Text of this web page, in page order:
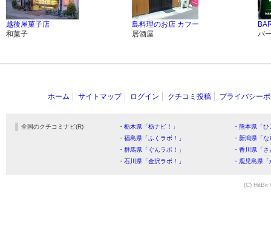
越後屋菓子店
和菓子
島料理のお店 カフー
居酒屋
バ
ホーム サイトマップ ログイン クチコミ投稿 プライバシー
全国のクチコミナビ(R) ・栃木県「栃ナビ！」
・熊本県「
・福島県「ふくラボ！」
・新潟県「
・群馬県「ぐんラボ！」
・香川県「
・石川県「金沢ラボ！」
・鹿児島県
(C) HitBit